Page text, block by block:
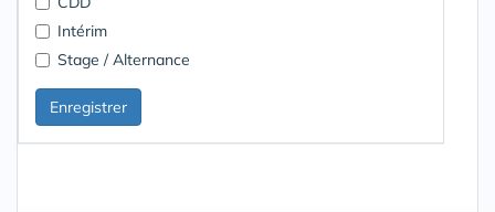
Intérim
Stage / Alternance